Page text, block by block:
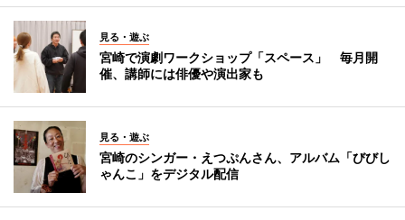
見る・遊ぶ
宮崎で演劇ワークショップ「スペース」 毎月開
催、講師には俳優や演出家も
見る・遊ぶ
宮崎のシンガー・えつぷんさん、アルバム「びびし
ゃんこ」をデジタル配信